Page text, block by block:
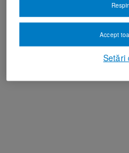
Setări
Accept